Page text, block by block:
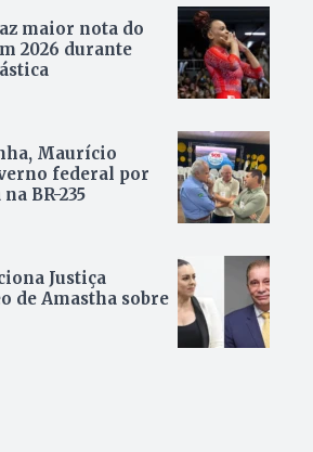
maior nota do
2026 durante
Maurício
federal por
BR-235
Justiça
de Amastha sobre